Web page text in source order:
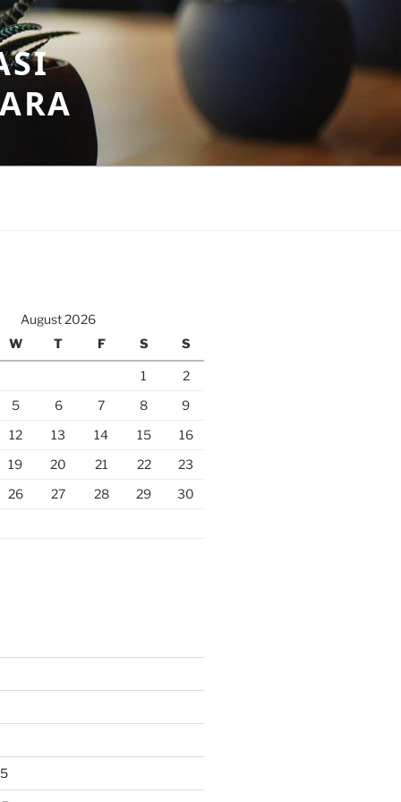
August 2026
W T F S S
1
2
5 6 7 8
9
12 13 14 15
16
19 20 21 22
23
26 27 28 29
30